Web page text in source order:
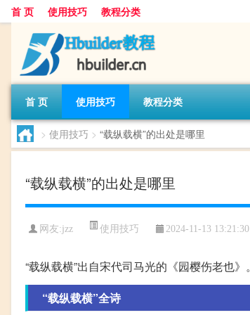
首 页 使用技巧 教程分类
首 页 使用技巧 教程分类
> 使用技巧 > “载纵载横”的出处是哪里
“载纵载横”的出处是哪里
网友:jzz 使用技巧 2024-11-13 13:21:30
“载纵载横”出自宋代司马光的《园樱伤老也》。
“载纵载横”全诗